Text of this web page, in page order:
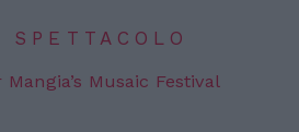
Musaic Festival